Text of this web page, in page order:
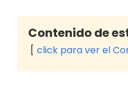
Contenido de
click para ver el